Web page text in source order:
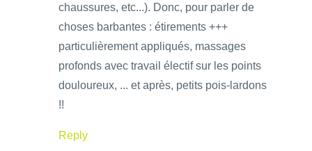
chaussures, etc...). Donc, pour parler de
choses barbantes : étirements +++
particulièrement appliqués, massages
profonds avec travail électif sur les points
douloureux, ... et après, petits pois-lardons
!!
Reply